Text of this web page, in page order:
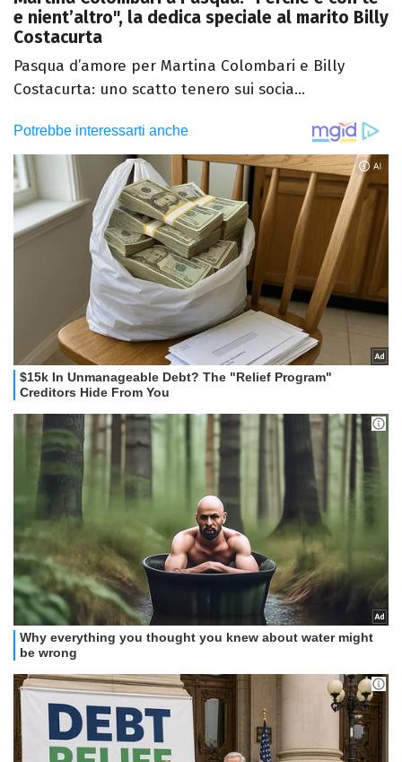
e nient’altro", la dedica speciale al marito Billy
Costacurta
Pasqua d’amore per Martina Colombari e Billy
Costacurta: uno scatto tenero sui socia...